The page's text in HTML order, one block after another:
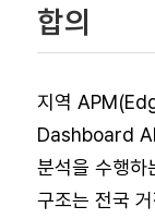
합의
지역
Dashboard
분석을 수행
구조는 전국